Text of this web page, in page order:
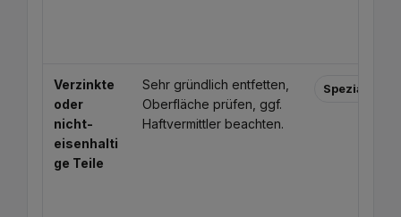
Verzinkte
oder
nicht-
eisenhalti
ge Teile
Sehr gründlich entfetten,
Oberfläche prüfen, ggf.
Haftvermittler beachten.